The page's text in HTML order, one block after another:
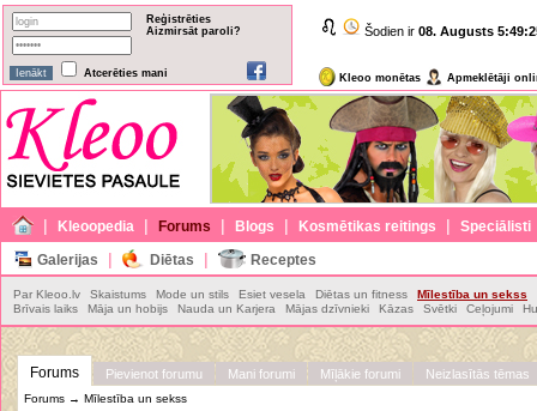
Reģistrēties
Aizmirsāt paroli?
Atcerēties mani
Šodien ir 08. Augusts
Kleoo monētas Apmeklētāji
| Kleoopedia | Forums | Blogs | Kosmētikas reitings | Speciālisti
Galerijas | Diētas | Receptes
Par Kleoo.lv Skaistums Mode un stils Esiet vesela Diētas un fitness
Mīlestība un sekss
Brīvais laiks
Māja un hobijs Nauda un Karjera Mājas dzīvnieki Kāzas Svētki Ceļojumi
Forums Pievienot forumu Mani forumi Mīļākie forumi Neizlasītās tēmas
Forums → Mīlestība un sekss